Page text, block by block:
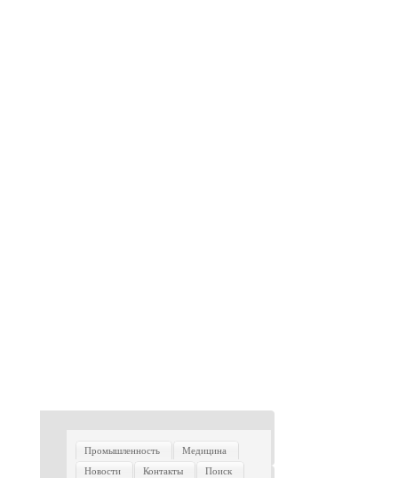
Промышленность
Медицина
Новости
Контакты
Поиск